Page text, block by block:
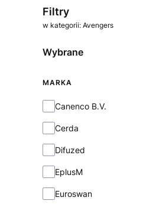
Filtry
w kategorii: Avengers
Wybrane
MARKA
Marka
Canenco B.V.
Cerda
Difuzed
EplusM
Euroswan